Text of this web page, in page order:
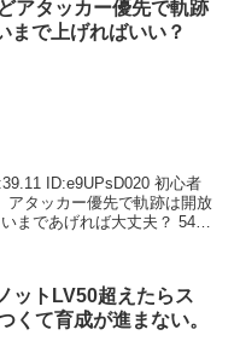
アタッカー優先で軌跡
まで上げればいい？
ID:e9UPsD020 初心者
アタッカー優先で軌跡は開放
まであげれば大丈夫？ 54:
ットLV50超えたらス
くて育成が進まない。